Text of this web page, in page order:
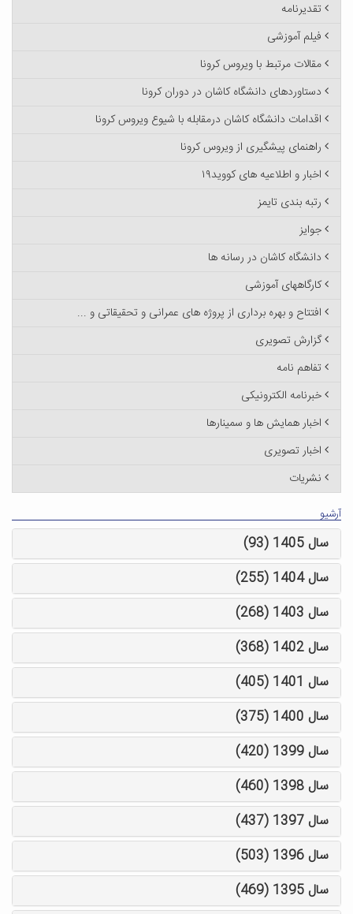
تقدیرنامه
فیلم آموزشی
مقالات مرتبط با ویروس کرونا
دستاوردهای دانشگاه کاشان در دوران کرونا
اقدامات دانشگاه کاشان درمقابله با شیوع ویروس کرونا
راهنمای پیشگیری از ویروس کرونا
اخبار و اطلاعیه های کووید۱۹
رتبه بندی تایمز
جوایز
دانشگاه کاشان در رسانه ها
کارگاههای آموزشی
افتتاح و بهره برداری از پروژه های عمرانی و تحقیقاتی و ...
گزارش تصویری
تفاهم نامه
خبرنامه الکترونیکی
اخبار همایش ها و سمینارها
اخبار تصویری
نشریات
آرشیو
سال 1405 (93)
سال 1404 (255)
سال 1403 (268)
سال 1402 (368)
سال 1401 (405)
سال 1400 (375)
سال 1399 (420)
سال 1398 (460)
سال 1397 (437)
سال 1396 (503)
سال 1395 (469)